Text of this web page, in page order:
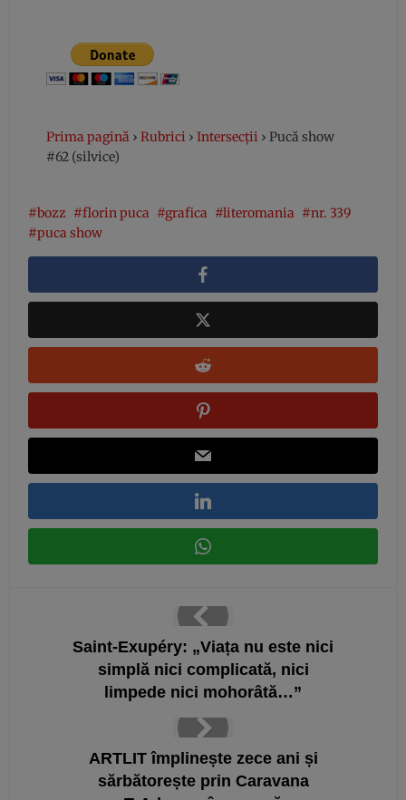
Prima pagină › Rubrici › Intersecții › Pucă show
#62 (silvice)
bozz florin puca grafica literomania
nr. 339
puca show
Saint-Exupéry: „Viața nu este nici
simplă nici complicată, nici
limpede nici mohorâtă…”
ARTLIT împlinește zece ani și
sărbătorește prin Caravana